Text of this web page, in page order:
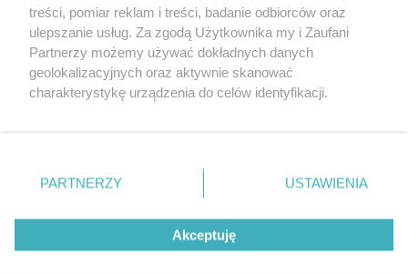
© 2026 Grupa ZPR Media
treści, pomiar reklam i treści, badanie odbiorców oraz
ulepszanie usług. Za zgodą Użytkownika my i Zaufani
Partnerzy możemy używać dokładnych danych
geolokalizacyjnych oraz aktywnie skanować
charakterystykę urządzenia do celów identyfikacji.
zmienić/wycofać klikając przycisk ustawień prywatności
znajdujący się w lewym dolnym rogu strony
rodzaje przetwarzania danych nie wymagają zgody
użytkownika, ale masz prawo sprzeciwić się takiemu
przetwarzaniu. Preferencje będą miały zastosowanie tylko
PARTNERZY USTAWIENIA
Akceptuję